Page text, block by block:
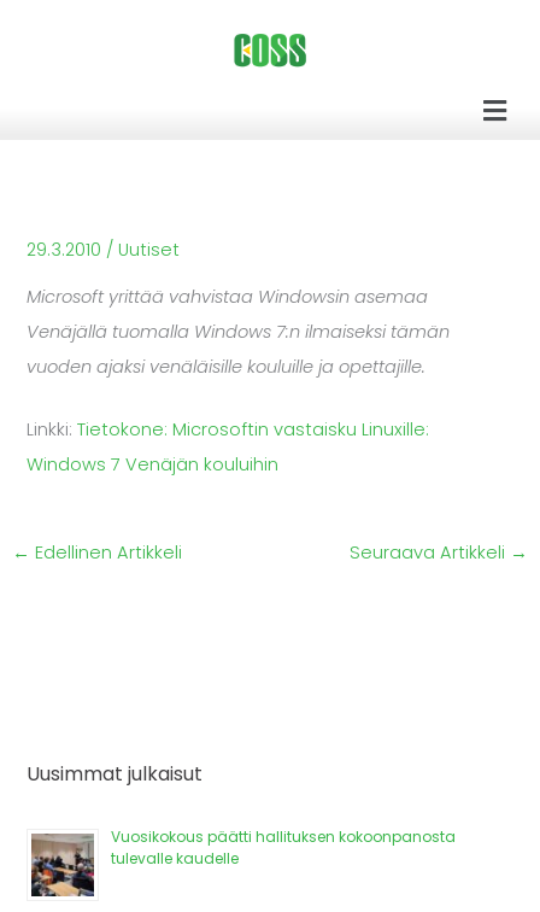
29.3.2010 / Uutiset
Microsoft yrittää vahvistaa Windowsin asemaa
Venäjällä tuomalla Windows 7:n ilmaiseksi tämän
vuoden ajaksi venäläisille kouluille ja opettajille.
Linkki:Tietokone: Microsoftin vastaisku Linuxille:
Windows 7 Venäjän kouluihin
← Edellinen Artikkeli Seuraava Artikkeli →
Uusimmat julkaisut
Vuosikokous päätti hallituksen kokoonpanosta
tulevalle kaudelle